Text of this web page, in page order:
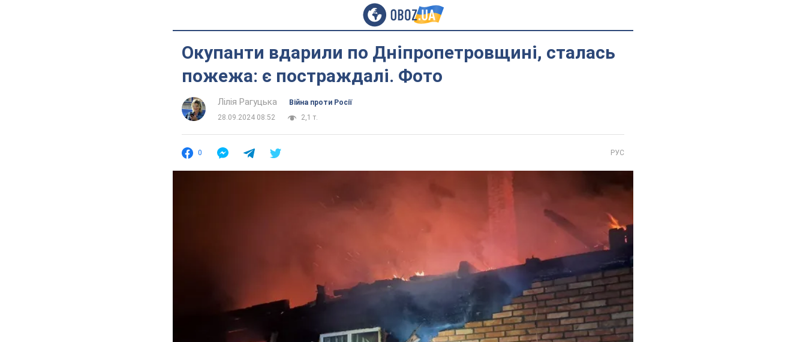
Окупанти вдарили по Дніпропетровщині, сталась
пожежа: є постраждалі. Фото
Лілія Рагуцька
Війна проти Росії
28.09.2024 08:52
2,1 т.
0 РУС